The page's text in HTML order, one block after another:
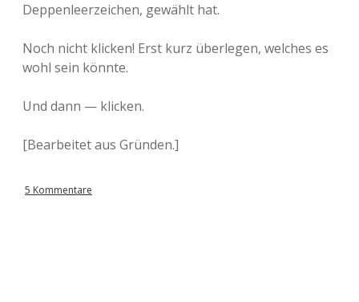
Deppenleerzeichen, gewählt hat.
Noch nicht klicken! Erst kurz überlegen, welches es
wohl sein könnte.
Und dann — klicken.
[Bearbeitet aus Gründen.]
5 Kommentare